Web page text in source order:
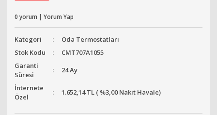
0 yorum | Yorum Yap
Kategori
Oda Termostatları
Stok Kodu
CMT707A1055
Garanti
Süresi
24 Ay
İnternete
Özel
1.652,14 TL ( %3,00 Nakit Havale)